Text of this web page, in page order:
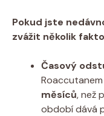
Pokud jste
zvážit několik
Časový
měsíců, než
období dává